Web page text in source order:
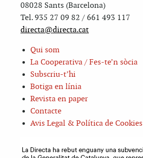
08028 Sants (Barcelona)
Tel. 935 27 09 82 / 661 493 117
directa@directa.cat
Qui som
La Cooperativa / Fes-te’n sòcia
Subscriu-t’hi
Botiga en línia
Revista en paper
Contacte
Avis Legal & Política de Cookies